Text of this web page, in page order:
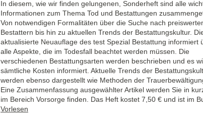
In diesem, wie wir finden gelungenen, Sonderheft sind alle
Informationen zum Thema Tod und Bestattungen
Von notwendigen Formalitäten über die Suche nach
Bestattern bis hin zu aktuellen Trends der Bestattungskultur.
aktualisierte Neuauflage des test Spezial Bestattung informiert
alle Aspekte, die im Todesfall beachtet werden müssen. Die
verschiedenen Bestattungsarten werden beschrieben und es
sämtliche Kosten informiert. Aktuelle Trends der
werden ebenso dargestellt wie Methoden der
Eine Zusammenfassung ausgewählter Artikel werden Sie in
im Bereich Vorsorge finden. Das Heft kostet 7,50 € und ist im
Vorlesen